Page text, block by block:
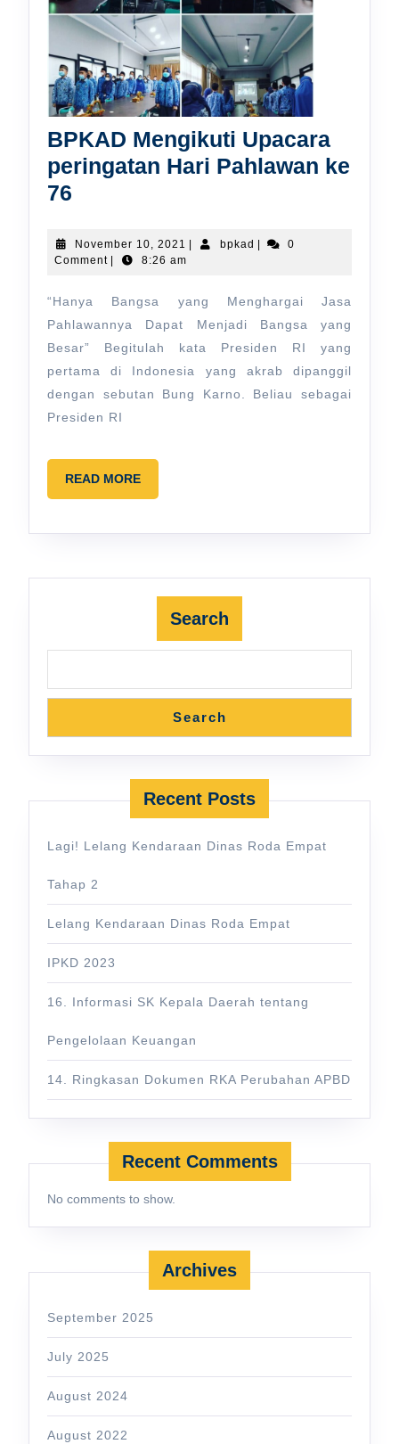
BPKAD Mengikuti Upacara
peringatan Hari Pahlawan ke
76
Upacara
peringatan
Hari
Pahlawan
ke
76
November 10, 2021 November
10,
bpkad bpkad0
Comment
8:26 am
“Hanya Bangsa yang Menghargai Jasa
Pahlawannya Dapat Menjadi Bangsa yang
Besar” Begitulah kata Presiden RI yang
pertama di Indonesia yang akrab dipanggil
dengan sebutan Bung Karno. Beliau sebagai
Presiden RI
READ MOREREAD
MORE
Search
Search
Recent Posts
Lagi! Lelang Kendaraan Dinas Roda Empat
Tahap 2
Lelang Kendaraan Dinas Roda Empat
IPKD 2023
16. Informasi SK Kepala Daerah tentang
Pengelolaan Keuangan
14. Ringkasan Dokumen RKA Perubahan APBD
Recent Comments
No comments to show.
Archives
September 2025
July 2025
August 2024
August 2022